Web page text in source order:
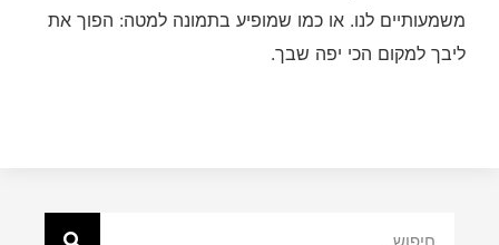
משמעותיים לנו. או כמו שמופיע בתמונה למטה: הפוך את
ליבך למקום הכי יפה שבך.